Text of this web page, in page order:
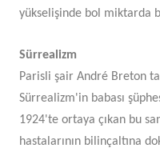
yükselişinde bol miktarda
Sürrealizm
Parisli şair André Breton
Sürrealizm'in babası
1924'te ortaya çıkan bu
hastalarının bilinçaltına